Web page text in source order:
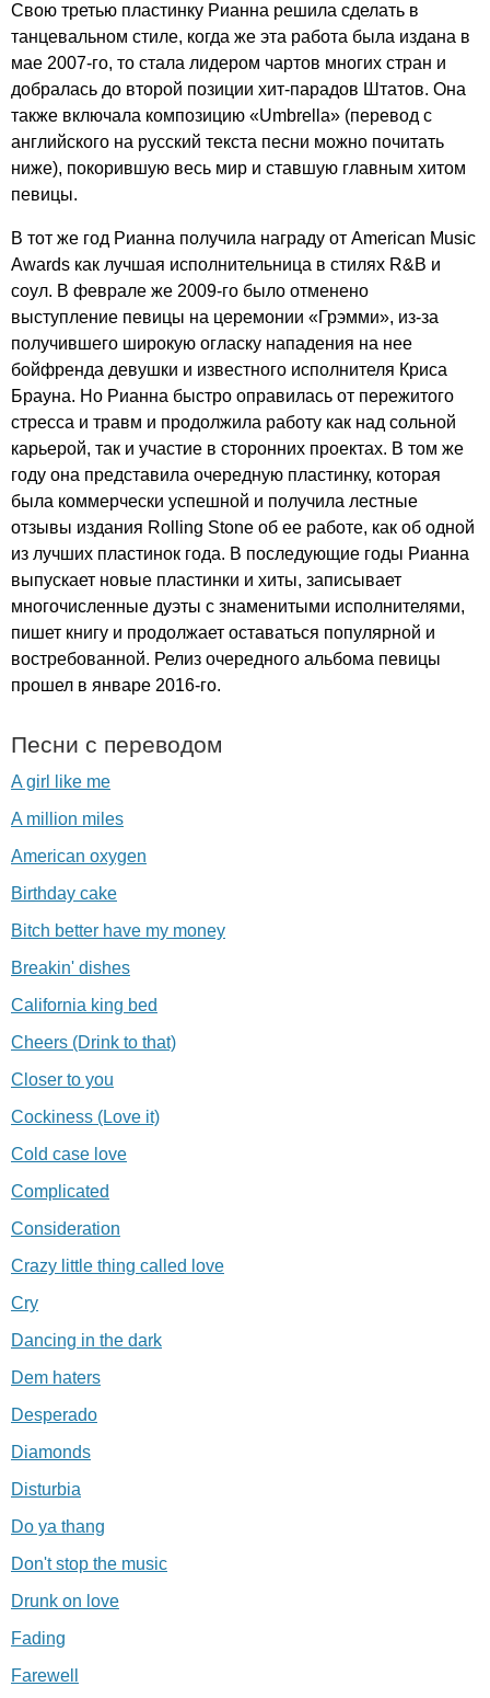
Свою третью пластинку Рианна решила сделать в
танцевальном стиле, когда же эта работа была издана в
мае 2007-го, то стала лидером чартов многих стран и
добралась до второй позиции хит-парадов Штатов. Она
также включала композицию «Umbrella» (перевод с
английского на русский текста песни можно почитать
ниже), покорившую весь мир и ставшую главным хитом
певицы.
В тот же год Рианна получила награду от American Music
Awards как лучшая исполнительница в стилях R&B и
соул. В феврале же 2009-го было отменено
выступление певицы на церемонии «Грэмми», из-за
получившего широкую огласку нападения на нее
бойфренда девушки и известного исполнителя Криса
Брауна. Но Рианна быстро оправилась от пережитого
стресса и травм и продолжила работу как над сольной
карьерой, так и участие в сторонних проектах. В том же
году она представила очередную пластинку, которая
была коммерчески успешной и получила лестные
отзывы издания Rolling Stone об ее работе, как об одной
из лучших пластинок года. В последующие годы Рианна
выпускает новые пластинки и хиты, записывает
многочисленные дуэты с знаменитыми исполнителями,
пишет книгу и продолжает оставаться популярной и
востребованной. Релиз очередного альбома певицы
прошел в январе 2016-го.
Песни с переводом
A girl like me
A million miles
American oxygen
Birthday cake
Bitch better have my money
Breakin' dishes
California king bed
Cheers (Drink to that)
Closer to you
Cockiness (Love it)
Cold case love
Complicated
Consideration
Crazy little thing called love
Cry
Dancing in the dark
Dem haters
Desperado
Diamonds
Disturbia
Do ya thang
Don't stop the music
Drunk on love
Fading
Farewell